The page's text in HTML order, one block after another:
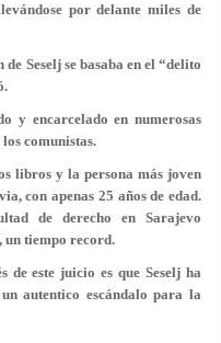
por delante miles de
Seselj se basaba en el “delito
y encarcelado en numerosas
comunistas.
libros y la persona más joven
con apenas 25 años de edad.
de derecho en Sarajevo
un tiempo record.
de este juicio es que Seselj ha
autentico escándalo para la